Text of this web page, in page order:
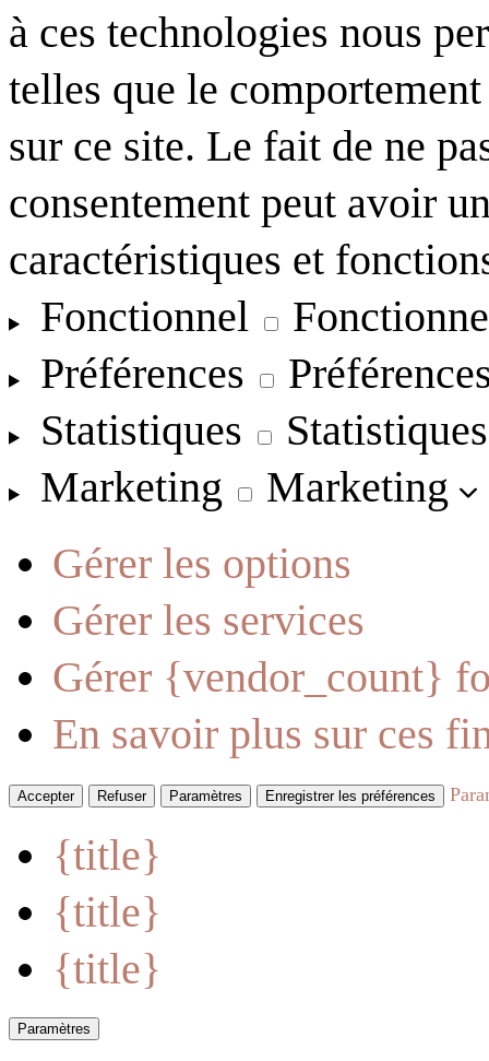
à ces technologies nous
telles que le
sur ce site. Le fait de ne
consentement peut avoir
caractéristiques et
Fonctionnel
Préférences
Statistiques
Statistiques
Marketing
Marketing
Gérer les options
Gérer les services
Gérer {vendor_count}
En savoir plus sur ces
Accepter Refuser Paramètres Enregistrer les préférences
{title}
{title}
{title}
Paramètres